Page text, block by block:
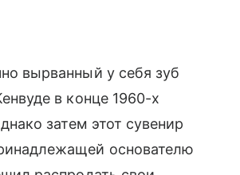
вырванный у себя зуб
в конце 1960-х
затем этот сувенир
основателю